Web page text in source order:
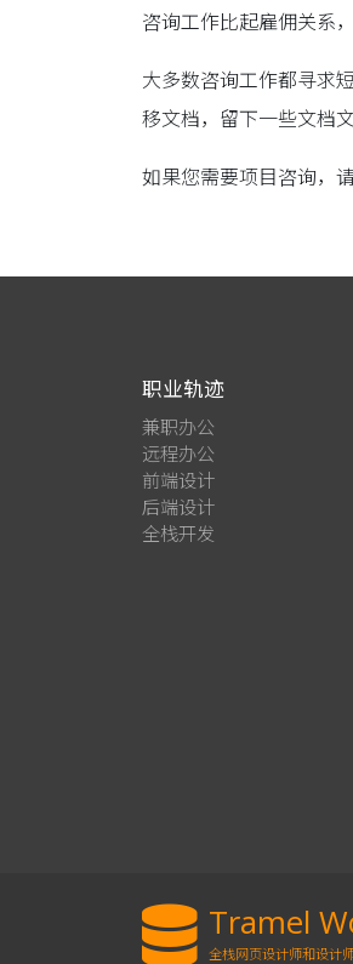
咨询工作比起雇佣关系
大多数咨询工作都寻求
移文档，留下一些文档文
如果您需要项目咨询，
职业轨迹
兼职办公
远程办公
前端设计
后端设计
全栈开发
Tramel
全栈网页设计师和设计